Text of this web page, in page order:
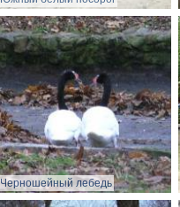
Черношейный лебедь